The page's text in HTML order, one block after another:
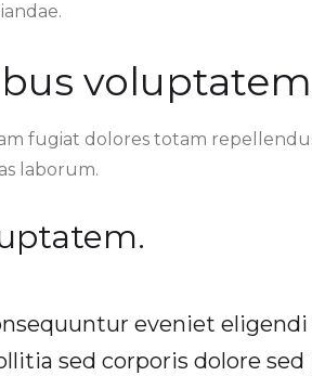
fugiat dolores totam
laborum.
eveniet
sed corporis dolore